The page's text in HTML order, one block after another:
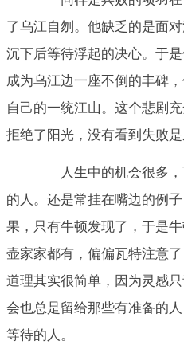
了乌江自刎。他缺乏的是面
沉下后等待浮起的决心。于
成为乌江边一座不倒的丰碑
自己的一统江山。这个悲剧
拒绝了阳光，没有看到失败是
人生中的机会很多，
的人。还是常挂在嘴边的例
果，只有牛顿发现了，于是
壶家家都有，偏偏瓦特注意
道理其实很简单，因为灵感
会也总是留给那些有准备的
等待的人。